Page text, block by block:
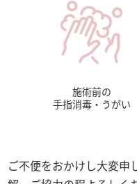
施術前の
手指消毒・うがい
ご不便をおかけし大変申